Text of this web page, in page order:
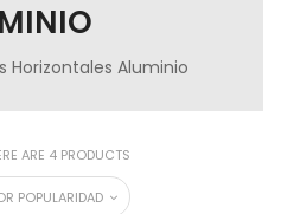
Horizontales Aluminio
ARE 4 PRODUCTS
POPULARIDAD